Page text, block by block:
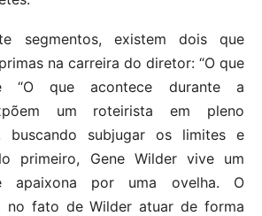
segmentos, existem dois que
na carreira do diretor: “O que
“O que acontece durante a
um roteirista em pleno
buscando subjugar os limites e
primeiro, Gene Wilder vive um
apaixona por uma ovelha. O
no fato de Wilder atuar de forma